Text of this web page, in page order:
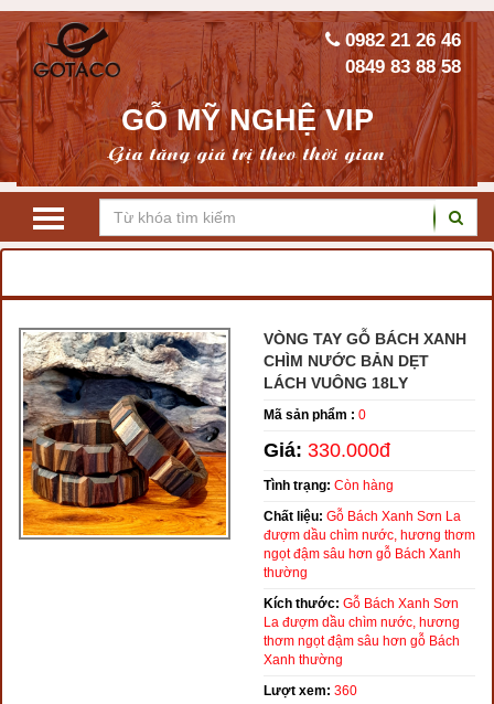
GỖ MỸ NGHỆ VIP
Gia tăng giá trị theo thời gian
0982 21 26 46
0849 83 88 58
VÒNG TAY GỖ BÁCH XANH
CHÌM NƯỚC BẢN DẸT
LÁCH VUÔNG 18LY
Mã sản phẩm : 0
Giá: 330.000đ
Tình trạng: Còn hàng
Chất liệu: Gỗ Bách Xanh Sơn La
đượm dầu chìm nước, hương thơm
ngọt đậm sâu hơn gỗ Bách Xanh
thường
Kích thước: Gỗ Bách Xanh Sơn
La đượm dầu chìm nước, hương
thơm ngọt đậm sâu hơn gỗ Bách
Xanh thường
Lượt xem: 360